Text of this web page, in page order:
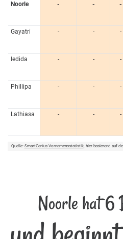
Noorle
- - -
Gayatri
- - -
Iedida
- - -
Phillipa
- - -
Lathiasa
- - -
Quelle: SmartGenius-Vornamensstatistik, hier basierend auf
Noorle hat 6